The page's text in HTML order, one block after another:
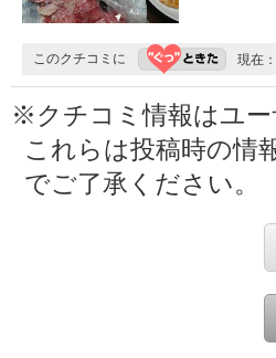
このクチコミに 現在：
※クチコミ情報はユ
これらは投稿時の情
でご了承ください。